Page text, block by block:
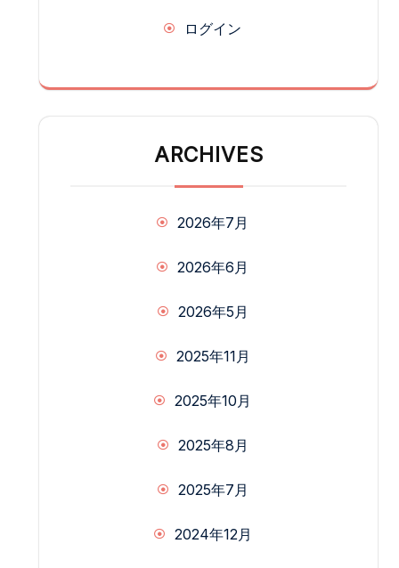
ログイン
ARCHIVES
2026年7月
2026年6月
2026年5月
2025年11月
2025年10月
2025年8月
2025年7月
2024年12月